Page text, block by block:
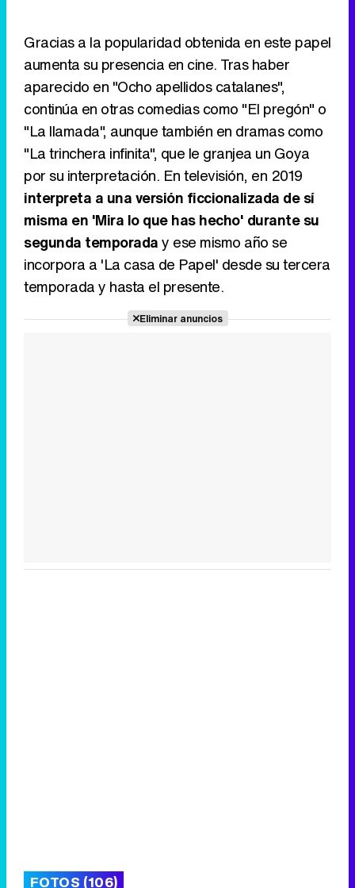
Gracias a la popularidad obtenida en este papel
aumenta su presencia en cine. Tras haber
aparecido en "Ocho apellidos catalanes",
continúa en otras comedias como "El pregón" o
"La llamada", aunque también en dramas como
"La trinchera infinita", que le granjea un Goya
por su interpretación. En televisión, en 2019
interpreta a una versión ficcionalizada de sí
misma en 'Mira lo que has hecho' durante su
segunda temporaday ese mismo año se
incorpora a 'La casa de Papel' desde su tercera
temporada y hasta el presente.
Eliminar anuncios
FOTOS (106)